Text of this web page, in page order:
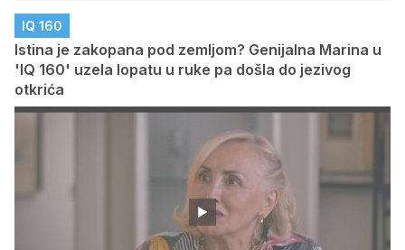
IQ 160
Istina je zakopana pod zemljom? Genijalna Marina u
'IQ 160' uzela lopatu u ruke pa došla do jezivog
otkrića